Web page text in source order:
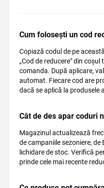
Cum folosești un cod
Copiază codul de pe
„Cod de reducere" din
comanda. După aplicare,
automat. Fiecare cod are
dacă se aplică la produsele
Cât de des apar coduri
Magazinul actualizează
de campaniile sezoniere, de
lichidare de stoc. Verifică
prinde cele mai recente